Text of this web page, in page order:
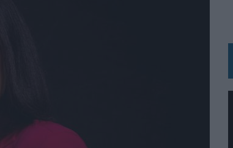
PLAZO Y LA MEDICIÓN SON DOS CARAS DE LA MISMA
PARA CERVEZA CAPAZ
DE INCLUSIÓN